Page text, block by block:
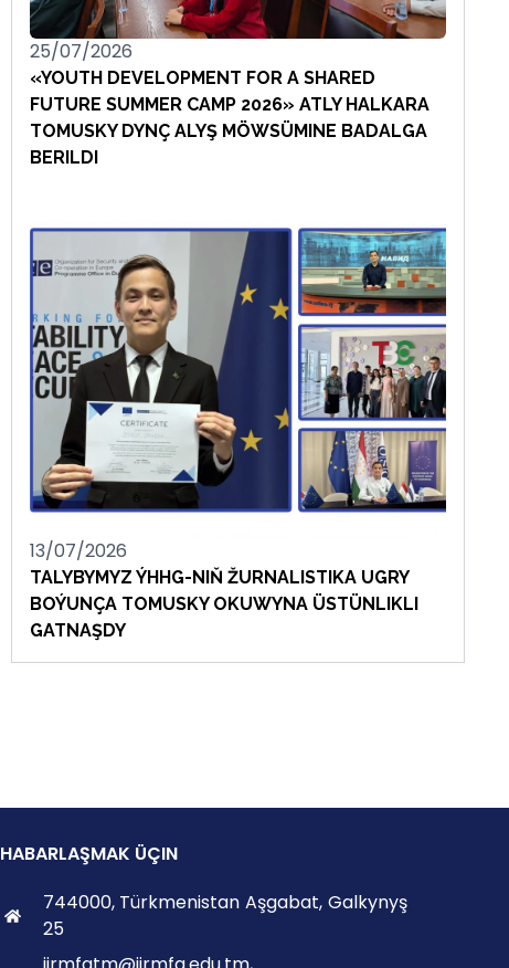
25/07/2026
«YOUTH DEVELOPMENT FOR A SHARED
FUTURE SUMMER CAMP 2026» ATLY HALKARA
TOMUSKY DYNÇ ALYŞ MÖWSÜMINE BADALGA
BERILDI
13/07/2026
TALYBYMYZ ÝHHG-NIŇ ŽURNALISTIKA UGRY
BOÝUNÇA TOMUSKY OKUWYNA ÜSTÜNLIKLI
GATNAŞDY
HABARLAŞMAK ÜÇIN
744000, Türkmenistan Aşgabat, Galkynyş
25